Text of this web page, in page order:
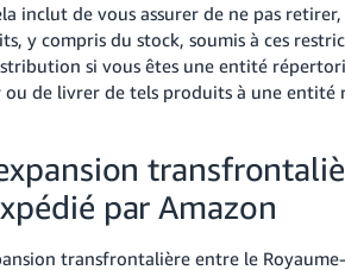
inclut de vous assurer de ne pas
y compris du stock, soumis à ces
si vous êtes une entité
de livrer de tels produits à une entité
par Amazon
transfrontalière entre le Royaume-